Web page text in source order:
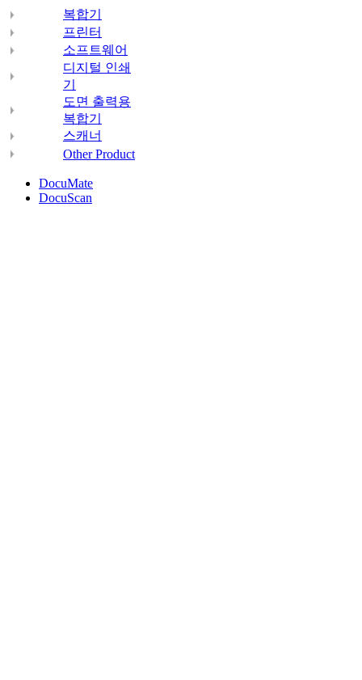
복합기
프린터
소프트웨어
디지털 인쇄
기
도면 출력용
복합기
스캐너
Other Product
DocuMate
DocuScan